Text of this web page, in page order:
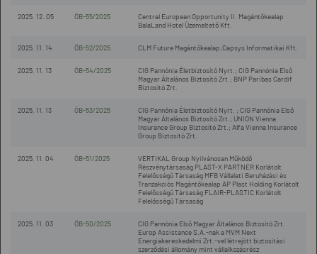
2025. 12. 05 ÖB-55/2025
Central European Opportunity II. Magántőkealap
BalaLand Hotel Üzemeltető Kft.
2025. 11. 14 ÖB-52/2025 CLM Future Magántőkealap;Capsys Informatikai Kft.
2025. 11. 13 ÖB-54/2025
CIG Pannónia Életbiztosító Nyrt.; CIG Pannónia Első
Magyar Általános Biztosító Zrt.; BNP Paribas Cardif
Biztosító Zrt.
2025. 11. 13 ÖB-53/2025
CIG Pannónia Életbiztosító Nyrt. ; CIG Pannónia Első
Magyar Általános Biztosító Zrt.; UNION Vienna
Insurance Group Biztosító Zrt.; Alfa Vienna Insurance
Group Biztosító Zrt.
2025. 11. 04 ÖB-51/2025
VERTIKAL Group Nyilvánosan Működő
Részvénytársaság PLAST-X PARTNER Korlátolt
Felelősségű Társaság MFB Vállalati Beruházási és
Tranzakciós Magántőkealap AP Plast Holding Korlátolt
Felelősségű Társaság FLAIR-PLASTIC Korlátolt
Felelősségű Társaság
2025. 11. 03 ÖB-50/2025
CIG Pannónia Első Magyar Általános Biztosító Zrt.
Europ Assistance S.A.-nak a MVM Next
Energiakereskedelmi Zrt.-vel létrejött biztosítási
szerződési állomány mint vállalkozásrész